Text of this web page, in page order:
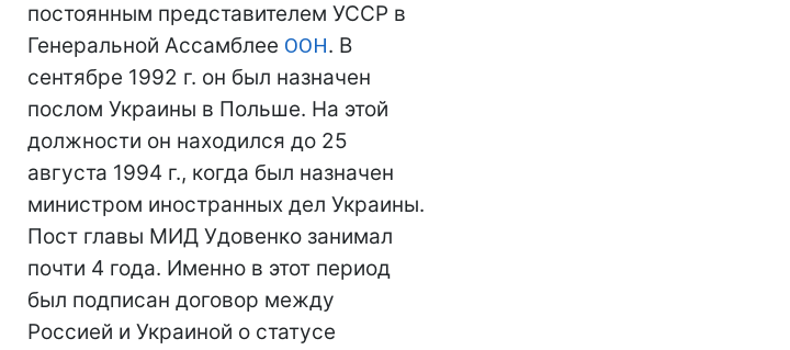
постоянным представителем УССР в
Генеральной Ассамблее ООН. В
сентябре 1992 г. он был назначен
послом Украины в Польше. На этой
должности он находился до 25
августа 1994 г., когда был назначен
министром иностранных дел Украины.
Пост главы МИД Удовенко занимал
почти 4 года. Именно в этот период
был подписан договор между
Россией и Украиной о статусе